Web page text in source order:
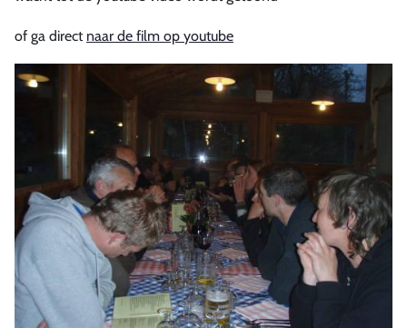
of ga direct naar de film op youtube